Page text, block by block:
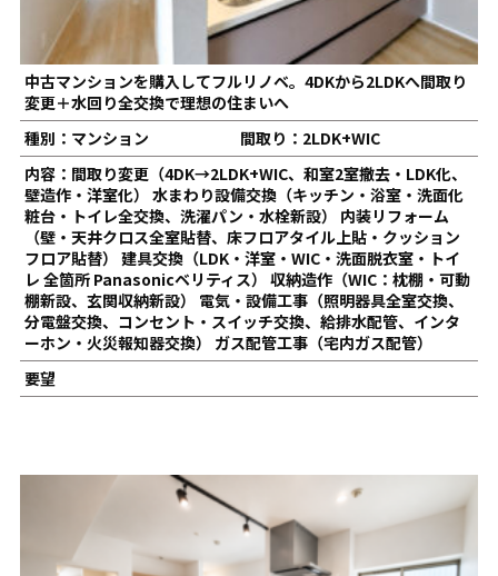
中古マンションを購入してフルリノベ。4DKから2LDKへ間取り
変更＋水回り全交換で理想の住まいへ
種別：マンション
間取り：2LDK+WIC
内容：間取り変更（4DK→2LDK+WIC、和室2室撤去・LDK化、
壁造作・洋室化） 水まわり設備交換（キッチン・浴室・洗面化
粧台・トイレ全交換、洗濯パン・水栓新設） 内装リフォーム
（壁・天井クロス全室貼替、床フロアタイル上貼・クッション
フロア貼替） 建具交換（LDK・洋室・WIC・洗面脱衣室・トイ
レ 全箇所 Panasonicベリティス） 収納造作（WIC：枕棚・可動
棚新設、玄関収納新設） 電気・設備工事（照明器具全室交換、
分電盤交換、コンセント・スイッチ交換、給排水配管、インタ
ーホン・火災報知器交換） ガス配管工事（宅内ガス配管）
要望